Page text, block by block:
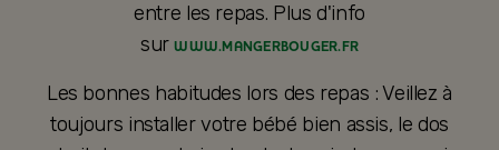
entre les repas. Plus d'info
surWWW.MANGERBOUGER.FR
Les bonnes habitudes lors des repas : Veillez à
toujours installer votre bébé bien assis, le dos